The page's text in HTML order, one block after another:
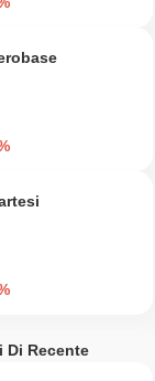
Di Recente